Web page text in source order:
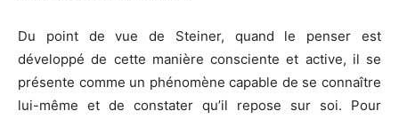
Du point de vue de Steiner, quand le penser est
développé de cette manière consciente et active, il se
présente comme un phénomène capable de se connaître
lui-même et de constater qu’il repose sur soi. Pour